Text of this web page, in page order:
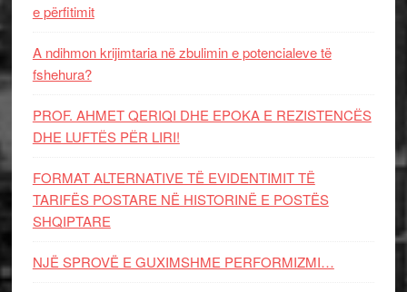
e përfitimit
A ndihmon krijimtaria në zbulimin e potencialeve të
fshehura?
PROF. AHMET QERIQI DHE EPOKA E REZISTENCЁS
DHE LUFTЁS PЁR LIRI!
FORMAT ALTERNATIVE TË EVIDENTIMIT TË
TARIFËS POSTARE NË HISTORINË E POSTËS
SHQIPTARE
NJË SPROVË E GUXIMSHME PERFORMIZMI…